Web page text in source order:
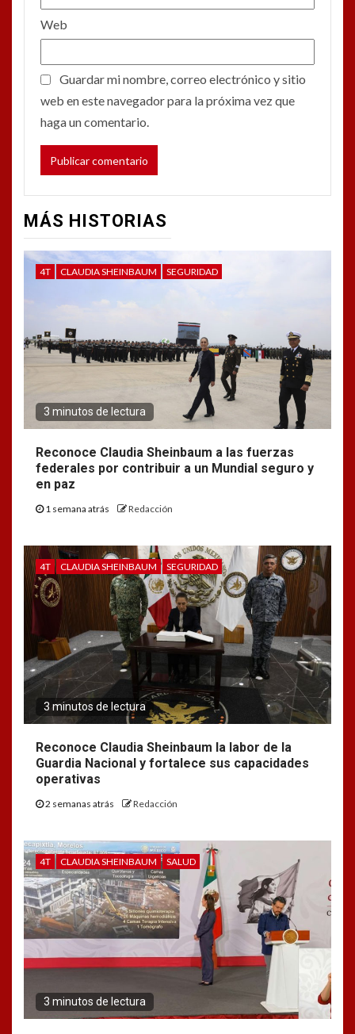
Web
Guardar mi nombre, correo electrónico y sitio
web en este navegador para la próxima vez que
haga un comentario.
MÁS HISTORIAS
4T CLAUDIA SHEINBAUM SEGURIDAD
3 minutos de lectura
Reconoce Claudia Sheinbaum a las fuerzas
federales por contribuir a un Mundial seguro y
en paz
1 semana atrás Redacción
4T CLAUDIA SHEINBAUM SEGURIDAD
3 minutos de lectura
Reconoce Claudia Sheinbaum la labor de la
Guardia Nacional y fortalece sus capacidades
operativas
2 semanas atrás Redacción
4T CLAUDIA SHEINBAUM SALUD
3 minutos de lectura